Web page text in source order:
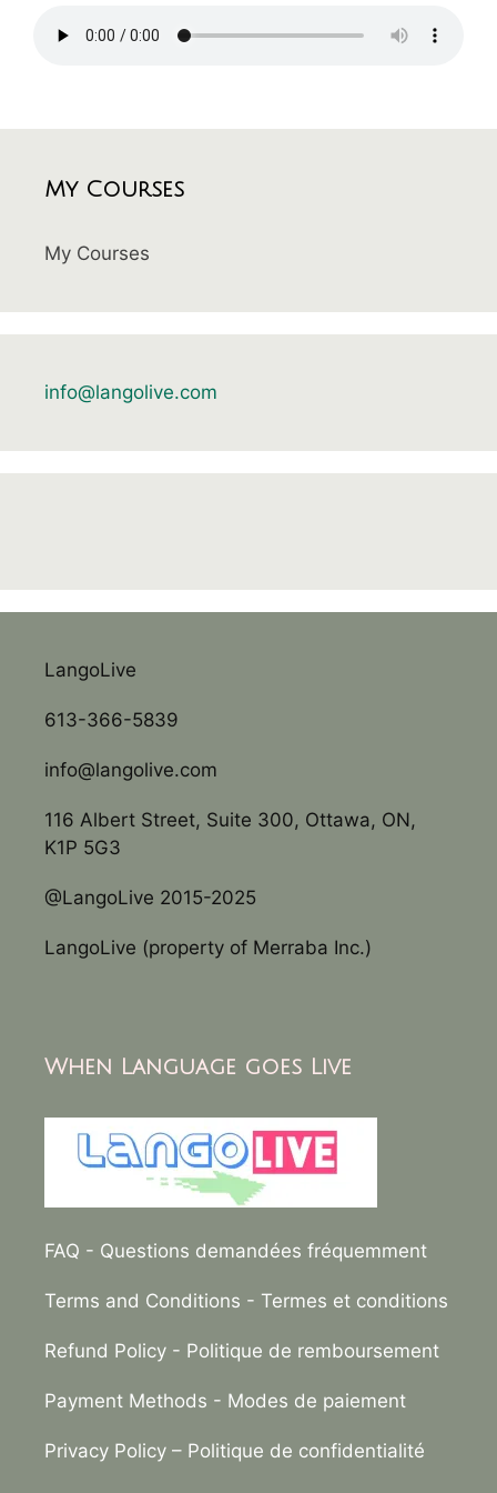
My Courses
My Courses
info@langolive.com
LangoLive
613-366-5839
info@langolive.com
116 Albert Street, Suite 300, Ottawa, ON,
K1P 5G3
@LangoLive 2015-2025
LangoLive (property of Merraba Inc.)
When Language goes Live
FAQ - Questions demandées fréquemment
Terms and Conditions - Termes et conditions
Refund Policy - Politique de remboursement
Payment Methods - Modes de paiement
Privacy Policy – Politique de confidentialité